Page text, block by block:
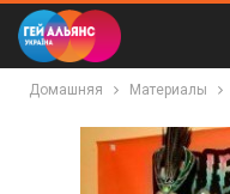
Домашняя Материалы